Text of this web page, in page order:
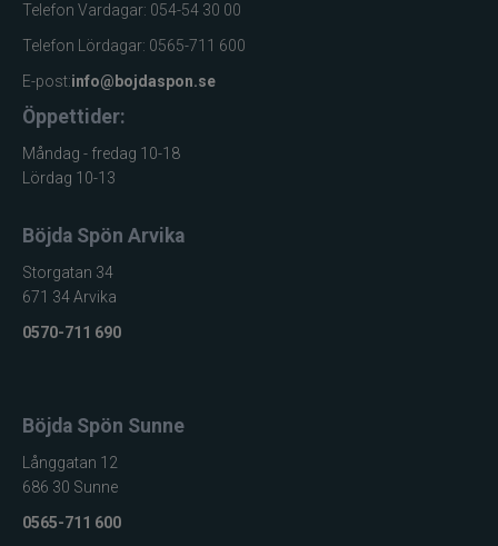
Telefon Vardagar: 054-54 30 00
Telefon Lördagar: 0565-711 600
E-post:info@bojdaspon.se
Öppettider:
Måndag - fredag 10-18
Lördag 10-13
Böjda Spön Arvika
Storgatan 34
671 34 Arvika
0570-711 690
Böjda Spön Sunne
Långgatan 12
686 30 Sunne
0565-711 600